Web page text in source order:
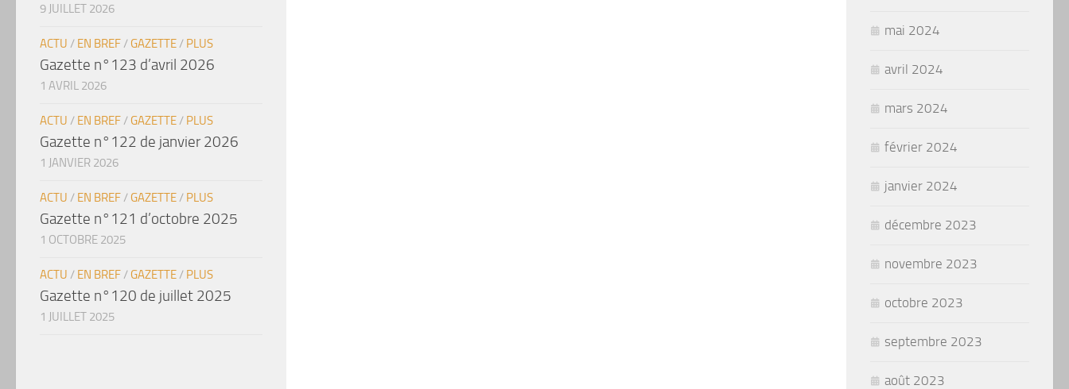
9 JUILLET 2026
ACTU / EN BREF/GAZETTE/ PLUS
Gazette n°123 d’avril 2026
1 AVRIL 2026
ACTU / EN BREF/GAZETTE/ PLUS
Gazette n°122 de janvier 2026
1 JANVIER 2026
ACTU / EN BREF/GAZETTE/ PLUS
Gazette n°121 d’octobre 2025
1 OCTOBRE 2025
ACTU / EN BREF/GAZETTE/ PLUS
Gazette n°120 de juillet 2025
1 JUILLET 2025
mai 2024
avril 2024
mars 2024
février 2024
janvier 2024
décembre 2023
novembre 2023
octobre 2023
septembre 2023
août 2023